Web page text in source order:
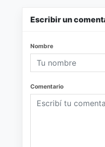
Escribir un
Nombre
Comentario